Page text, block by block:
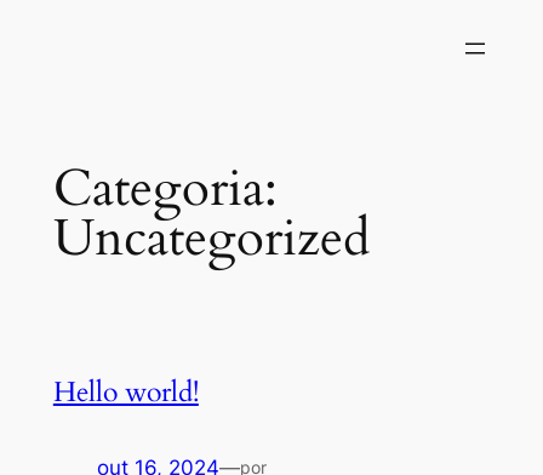
Categoria:
Uncategorized
Hello world!
out 16, 2024—por